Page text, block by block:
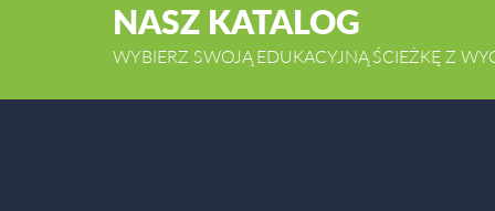
NASZ KATALOG
WYBIERZ SWOJĄ EDUKACYJNĄ ŚCIEŻKĘ Z